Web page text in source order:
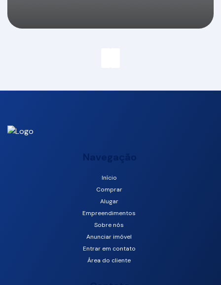
São Francisco de Assis, Camboriú, Santa Catarina, Brasil
Navegação
Início
Comprar
Alugar
Empreendimentos
Sobre nós
Anunciar imóvel
Entrar em contato
Área do cliente